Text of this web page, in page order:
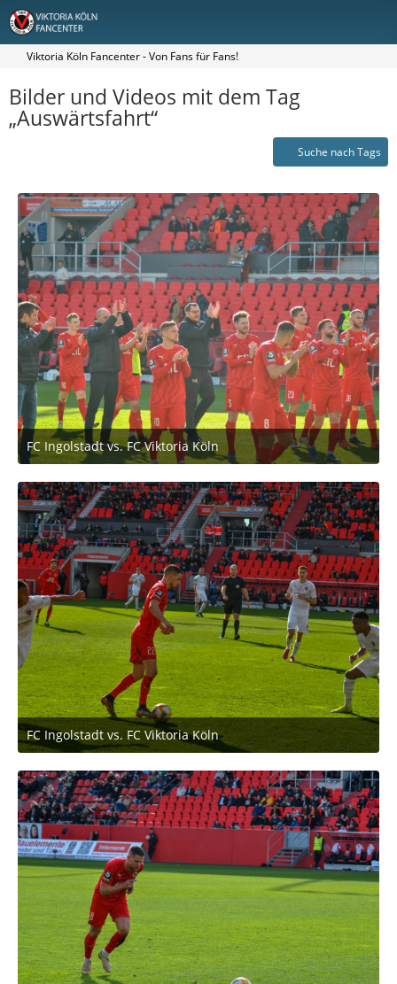
Viktoria Köln Fancenter - Von Fans für Fans!
Bilder und Videos mit dem Tag
„Auswärtsfahrt“
Suche nach Tags
FC Ingolstadt vs. FC Viktoria Köln
2. März 2020 um 11:53
FC Ingolstadt vs. FC Viktoria Köln
2. März 2020 um 11:53